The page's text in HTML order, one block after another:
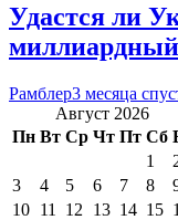
Удастся ли
Рамблер3 месяца
Август 2026
Пн Вт Ср Чт Пт Сб
1
3
4 5 6 7 8
10 11 12 13 14 15